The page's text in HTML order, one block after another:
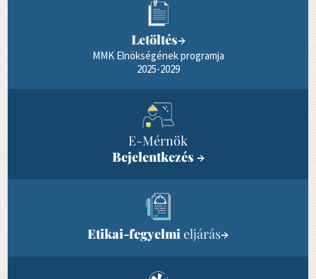
Letöltés→
MMK Elnökségének programja
2025-2029
E-Mérnök
Bejelentkezés →
Etikai-fegyelmi eljárás→